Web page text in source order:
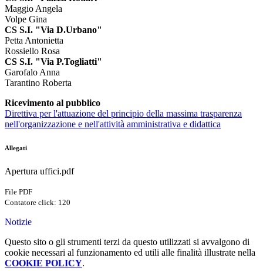
Maggio Angela
Volpe Gina
CS S.I. "Via D.Urbano"
Petta Antonietta
Rossiello Rosa
CS S.I. "Via P.Togliatti"
Garofalo Anna
Tarantino Roberta
Ricevimento al pubblico
Direttiva per l'attuazione del principio della massima trasparenza
nell'organizzazione e nell'attività amministrativa e didattica
Allegati
Apertura uffici.pdf
File PDF
Contatore click: 120
Notizie
Questo sito o gli strumenti terzi da questo utilizzati si avvalgono di
cookie necessari al funzionamento ed utili alle finalità illustrate nella
COOKIE POLICY.